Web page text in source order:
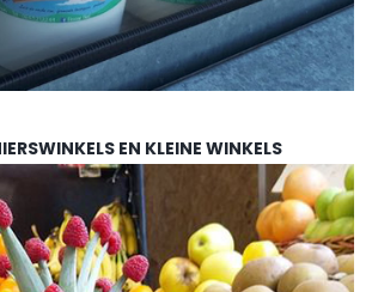
EN KLEINE WINKELS